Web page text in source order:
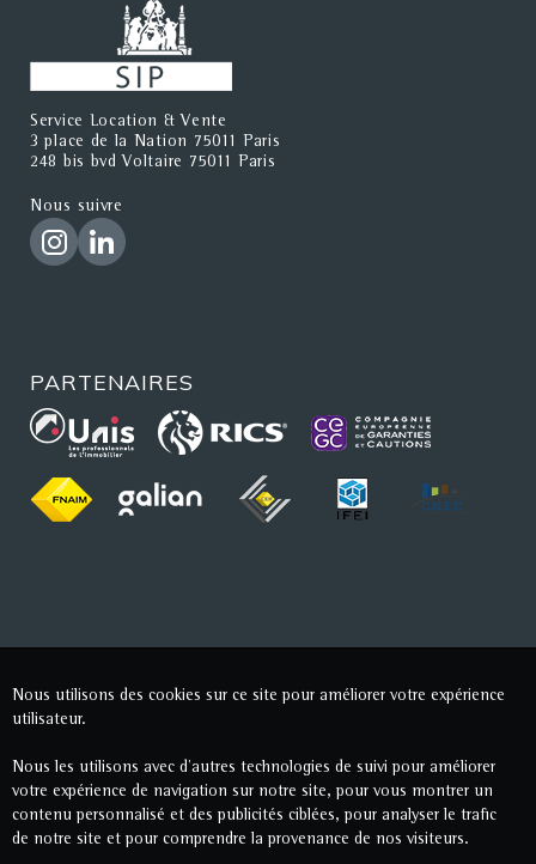
Service Location & Vente
3 place de la Nation 75011 Paris
248 bis bvd Voltaire 75011 Paris
Nous suivre
PARTENAIRES
Nous utilisons des cookies sur ce site pour améliorer votre expérience
utilisateur.
Nous les utilisons avec d'autres technologies de suivi pour améliorer
votre expérience de navigation sur notre site, pour vous montrer un
contenu personnalisé et des publicités ciblées, pour analyser le trafic
de notre site et pour comprendre la provenance de nos visiteurs.